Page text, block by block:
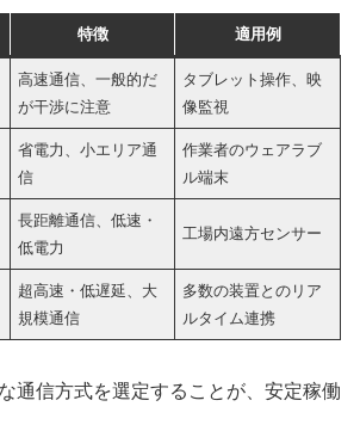
特徴 適用例
高速通信、一般的だ
が干渉に注意
タブレット操作、映
像監視
省電力、小エリア通
信
作業者のウェアラブ
ル端末
長距離通信、低速・
低電力
工場内遠方センサー
超高速・低遅延、大
規模通信
多数の装置とのリア
ルタイム連携
通信方式を選定することが、安定稼働